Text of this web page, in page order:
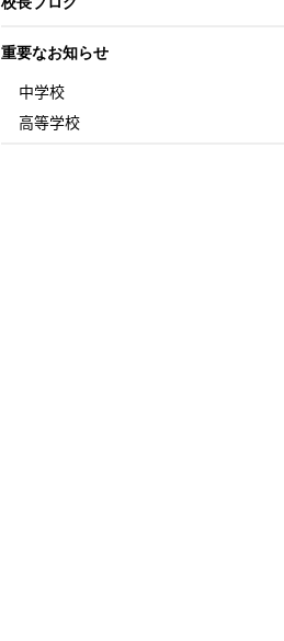
重要なお知らせ
中学校
高等学校